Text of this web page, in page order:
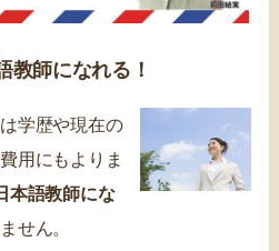
教師になれる！
学歴や現在の
用にもよりま
本語教師にな
せん。